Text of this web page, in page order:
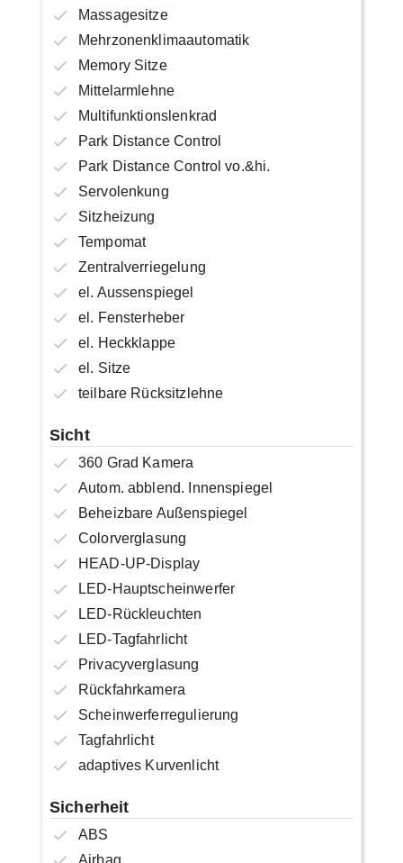
Massagesitze
Mehrzonenklimaautomatik
Memory Sitze
Mittelarmlehne
Multifunktionslenkrad
Park Distance Control
Park Distance Control vo.&hi.
Servolenkung
Sitzheizung
Tempomat
Zentralverriegelung
el. Aussenspiegel
el. Fensterheber
el. Heckklappe
el. Sitze
teilbare Rücksitzlehne
Sicht
360 Grad Kamera
Autom. abblend. Innenspiegel
Beheizbare Außenspiegel
Colorverglasung
HEAD-UP-Display
LED-Hauptscheinwerfer
LED-Rückleuchten
LED-Tagfahrlicht
Privacyverglasung
Rückfahrkamera
Scheinwerferregulierung
Tagfahrlicht
adaptives Kurvenlicht
Sicherheit
ABS
Airbag